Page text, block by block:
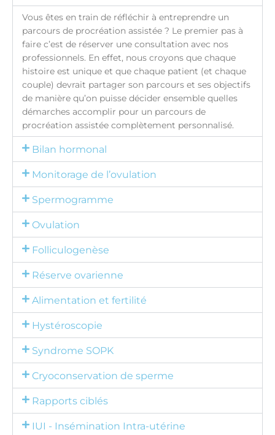
Vous êtes en train de réfléchir à entreprendre un
parcours de procréation assistée ? Le premier pas à
faire c’est de réserver une consultation avec nos
professionnels. En effet, nous croyons que chaque
histoire est unique et que chaque patient (et chaque
couple) devrait partager son parcours et ses objectifs
de manière qu’on puisse décider ensemble quelles
démarches accomplir pour un parcours de
procréation assistée complètement personnalisé.
Bilan hormonal
Monitorage de l’ovulation
Spermogramme
Ovulation
Folliculogenèse
Réserve ovarienne
Alimentation et fertilité
Hystéroscopie
Syndrome SOPK
Cryoconservation de sperme
Rapports ciblés
IUI - Insémination Intra-utérine